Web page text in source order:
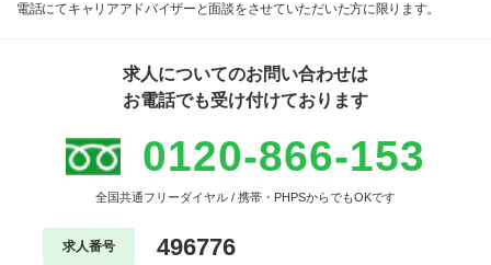
電話にてキャリアアドバイザーと面談をさせていただいた方に限ります。
求人についてのお問い合わせは
お電話でも受け付けております
0120-866-153
全国共通フリーダイヤル / 携帯・PHPSからでもOKです
求人番号 496776